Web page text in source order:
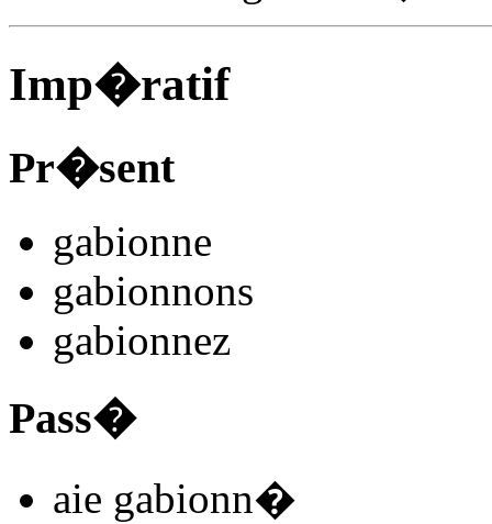
Imp�ratif
Pr�sent
gabionne
gabionnons
gabionnez
Pass�
aie gabionn�